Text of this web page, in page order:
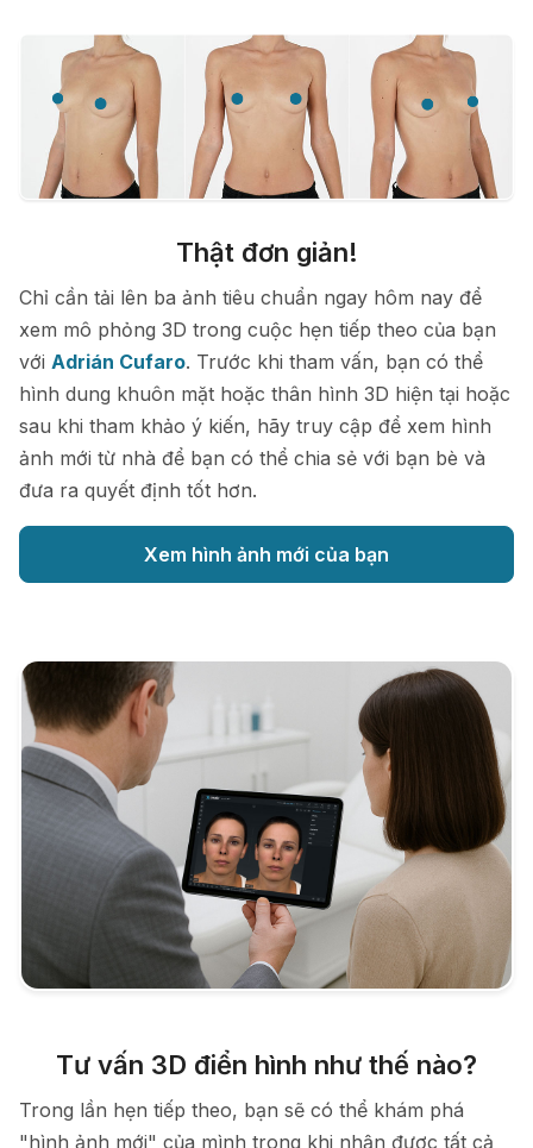
Thật đơn giản!
Chỉ cần tải lên ba ảnh tiêu chuẩn ngay hôm nay để
xem mô phỏng 3D trong cuộc hẹn tiếp theo của bạn
với Adrián Cufaro. Trước khi tham vấn, bạn có thể
hình dung khuôn mặt hoặc thân hình 3D hiện tại hoặc
sau khi tham khảo ý kiến, hãy truy cập để xem hình
ảnh mới từ nhà để bạn có thể chia sẻ với bạn bè và
đưa ra quyết định tốt hơn.
Xem hình ảnh mới của bạn
Tư vấn 3D điển hình như thế nào?
Trong lần hẹn tiếp theo, bạn sẽ có thể khám phá
"hình ảnh mới" của mình trong khi nhận được tất cả